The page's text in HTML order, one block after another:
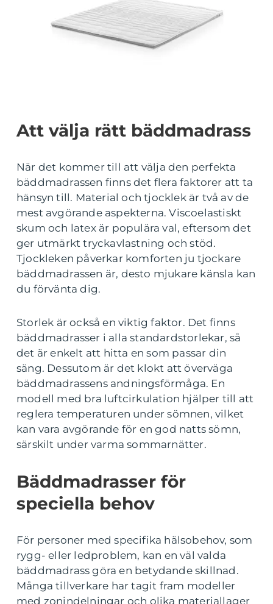
Att välja rätt bäddmadrass
När det kommer till att välja den perfekta
bäddmadrassen finns det flera faktorer att ta
hänsyn till. Material och tjocklek är två av de
mest avgörande aspekterna. Viscoelastiskt
skum och latex är populära val, eftersom det
ger utmärkt tryckavlastning och stöd.
Tjockleken påverkar komforten ju tjockare
bäddmadrassen är, desto mjukare känsla kan
du förvänta dig.
Storlek är också en viktig faktor. Det finns
bäddmadrasser i alla standardstorlekar, så
det är enkelt att hitta en som passar din
säng. Dessutom är det klokt att överväga
bäddmadrassens andningsförmåga. En
modell med bra luftcirkulation hjälper till att
reglera temperaturen under sömnen, vilket
kan vara avgörande för en god natts sömn,
särskilt under varma sommarnätter.
Bäddmadrasser för
speciella behov
För personer med specifika hälsobehov, som
rygg- eller ledproblem, kan en väl valda
bäddmadrass göra en betydande skillnad.
Många tillverkare har tagit fram modeller
med zonindelningar och olika materiallager